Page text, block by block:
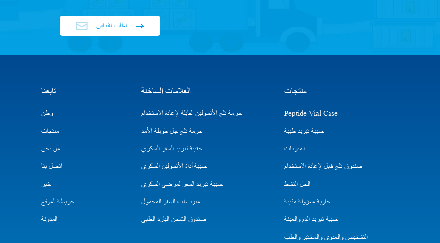
اطلب اقتباس
تابعنا
وطن
منتجات
من نحن
اتصل بنا
خبر
خريطة الموقع
المدونة
العلامات الساخنة
حزمة ثلج الأنسولين القابلة لإعادة الاستخدام
حزمة ثلج جل طويلة الأمد
حقيبة تبريد السفر السكري
حقيبة أداة الأنسولين السكري
حقيبة تبريد السفر لمرضى السكري
مبرد طب السفر المحمول
صندوق الشحن البارد الطبي
منتجات
Peptide Vial Case
حقيبة تبريد طبية
المبردات
صندوق ثلج قابل لإعادة الاستخدام
الحل النشط
حاوية معزولة متينة
حقيبة تبريد الدم والعينة
التشخيص والعدوى والمختبر والطب